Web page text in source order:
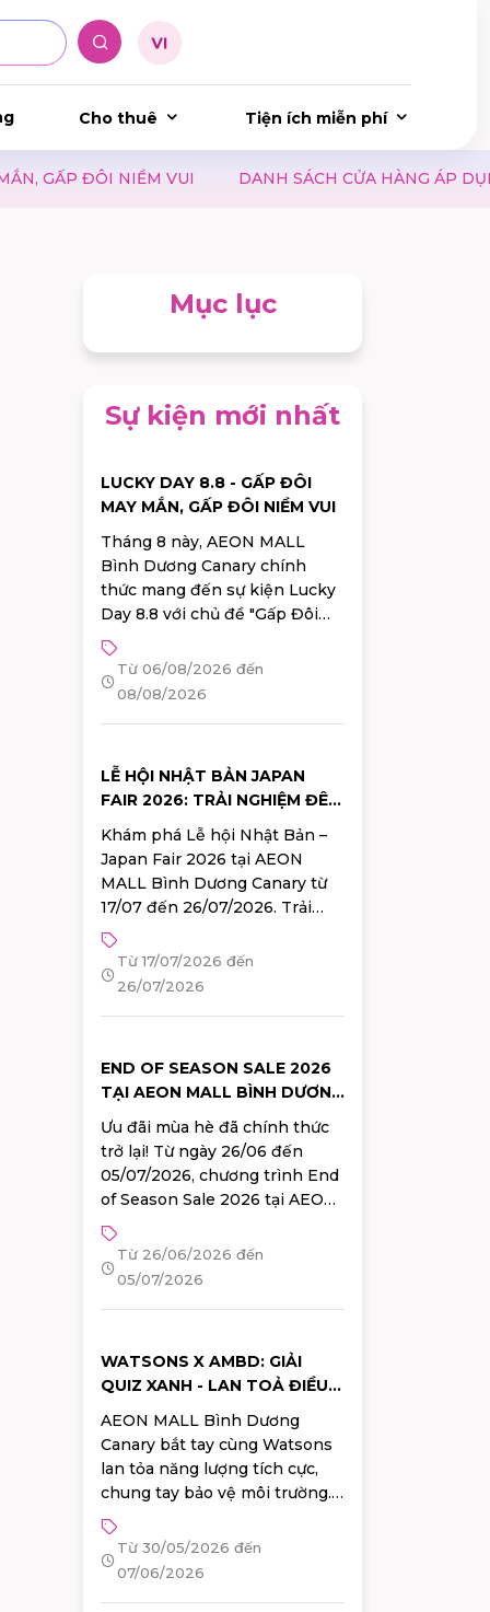
Cho thuê Tiện ích miễn phí
VUI DANH SÁCH CỬA HÀNG ÁP DỤNG ĐIỂM WAON
Mục lục
Sự kiện mới nhất
LUCKY DAY 8.8 - GẤP ĐÔI
MAY MẮN, GẤP ĐÔI NIỀM VUI
Tháng 8 này, AEON MALL
Bình Dương Canary chính
thức mang đến sự kiện Lucky
Day 8.8 với chủ đề "Gấp Đôi
May Mắn - Gấp Đôi Niềm Vui",
hứa hẹn mang đến chuỗi hoạt
động hấp dẫn cùng nhiều
Từ 06/08/2026 đến
08/08/2026
LỄ HỘI NHẬT BẢN JAPAN
FAIR 2026: TRẢI NGHIỆM ĐÊM
MÙA HÈ RỰC RỠ TẠI AEON
MALL BÌNH DƯƠNG CANARY
Khám phá Lễ hội Nhật Bản –
Japan Fair 2026 tại AEON
MALL Bình Dương Canary từ
17/07 đến 26/07/2026. Trải
nghiệm không gian check-in
"Vườn hạ trên không", đêm hội
văn hóa đặc sắc, diễu hành
thương hiệu Nhật Bản hàng
đầu. Đăng ký tham gia ngay!
Từ 17/07/2026 đến
26/07/2026
END OF SEASON SALE 2026
TẠI AEON MALL BÌNH DƯƠNG
CANARY: GIẢM GIÁ ĐẾN
50%++, ĐỔI QUÀ 100% TRÚNG
Ưu đãi mùa hè đã chính thức
trở lại! Từ ngày 26/06 đến
05/07/2026, chương trình End
of Season Sale 2026 tại AEON
MALL Bình Dương Canary sẽ
mang đến hàng ngàn ưu đãi
hấp dẫn cùng nhiều hoạt
Từ 26/06/2026 đến
05/07/2026
WATSONS X AMBD: GIẢI
QUIZ XANH - LAN TOẢ ĐIỀU
AEON MALL Bình Dương
Canary bắt tay cùng Watsons
lan tỏa năng lượng tích cực,
chung tay bảo vệ môi trường.
Tham gia ngay "GIẢI QUIZ
XANH" trên app AEONMALL
Vietnam từ 30/05 – 07/06.
Từ 30/05/2026 đến
07/06/2026